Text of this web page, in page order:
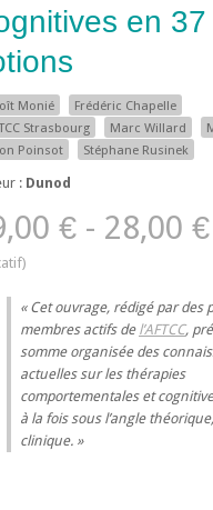
en 37
Monié
Frédéric Chapelle
Strasbourg
Marc Willard
Poinsot
Stéphane Rusinek
: Dunod
€ - 28,00 €
Cet ouvrage, rédigé par des
membres actifs de l’AFTCC,
somme organisée des
actuelles sur les thérapies
comportementales et
à la fois sous l’angle
clinique.